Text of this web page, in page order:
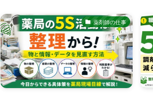
薬剤師の仕事